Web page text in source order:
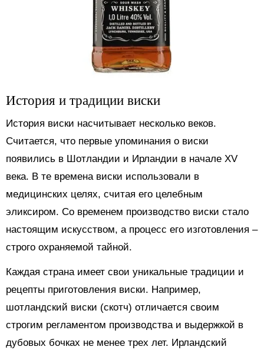
История и традиции виски
История виски насчитывает несколько веков.
Считается, что первые упоминания о виски
появились в Шотландии и Ирландии в начале XV
века. В те времена виски использовали в
медицинских целях, считая его целебным
эликсиром. Со временем производство виски стало
настоящим искусством, а процесс его изготовления –
строго охраняемой тайной.
Каждая страна имеет свои уникальные традиции и
рецепты приготовления виски. Например,
шотландский виски (скотч) отличается своим
строгим регламентом производства и выдержкой в
дубовых бочках не менее трех лет. Ирландский